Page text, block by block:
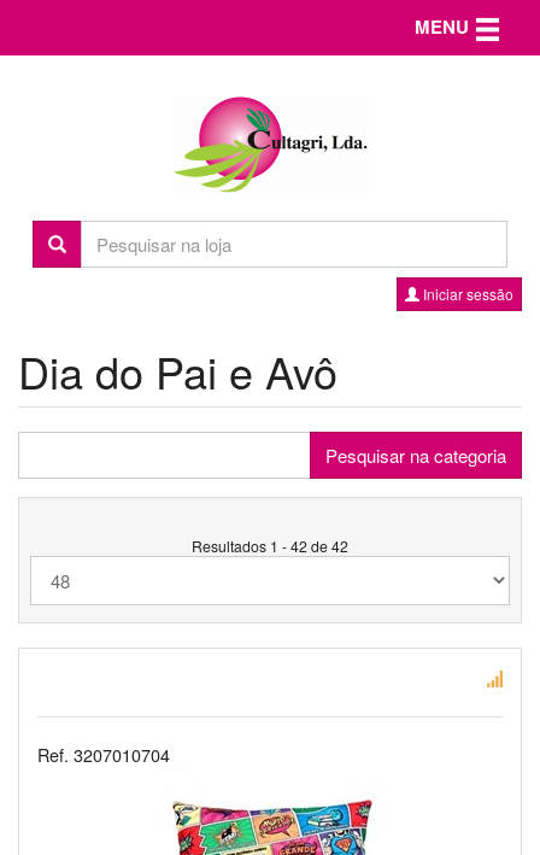
Iniciar sessão
MENU Toggle
Dia do Pai e Avô
Pesquisar na categoria
Resultados 1 - 42 de 42
Ref. 3207010704